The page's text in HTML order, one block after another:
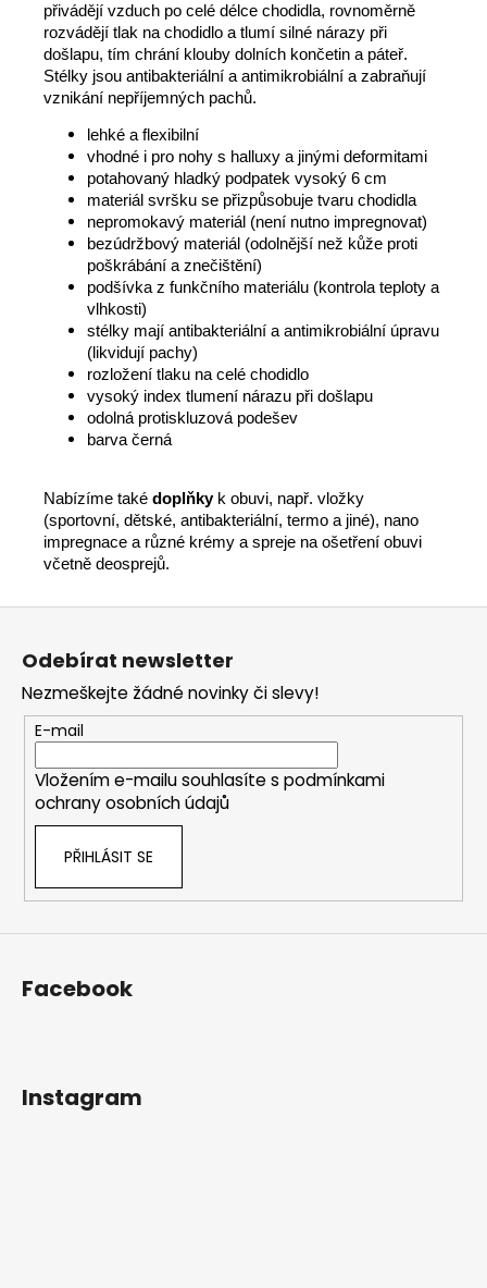
přivádějí vzduch po celé délce chodidla, rovnoměrně
rozvádějí tlak na chodidlo a tlumí silné nárazy při
došlapu, tím chrání klouby dolních končetin a páteř.
Stélky jsou antibakteriální a antimikrobiální a zabraňují
vznikání nepříjemných pachů.
lehké a flexibilní
vhodné i pro nohy s halluxy a jinými deformitami
potahovaný hladký podpatek vysoký 6 cm
materiál svršku se přizpůsobuje tvaru chodidla
nepromokavý materiál (není nutno impregnovat)
bezúdržbový materiál (odolnější než kůže proti
poškrábání a znečištění)
podšívka z funkčního materiálu (kontrola teploty a
vlhkosti)
stélky mají antibakteriální a antimikrobiální úpravu
(likvidují pachy)
rozložení tlaku na celé chodidlo
vysoký index tlumení nárazu při došlapu
odolná protiskluzová podešev
barva černá
Nabízíme také doplňkyk obuvi, např. vložky
(sportovní, dětské, antibakteriální, termo a jiné), nano
impregnace a různé krémy a spreje na ošetření obuvi
včetně deosprejů.
Z
Odebírat newsletter
Nezmeškejte žádné novinky či slevy!
E-mail
Vložením e-mailu souhlasíte s podmínkami
ochrany osobních údajů
PŘIHLÁSIT SE
Facebook
Instagram